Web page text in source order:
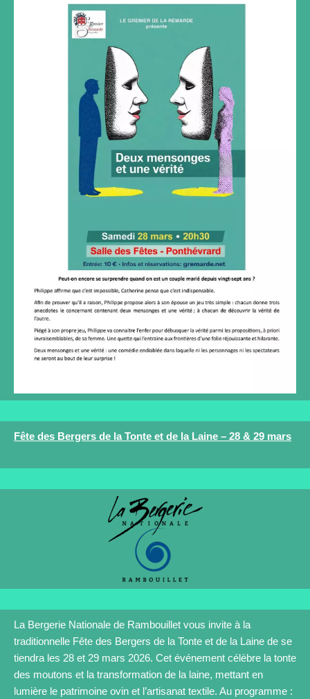
Fête des Bergers de la Tonte et de la Laine – 28 & 29 mars
La Bergerie Nationale de Rambouillet vous invite à la
traditionnelle Fête des Bergers de la Tonte et de la Laine de se
tiendra les 28 et 29 mars 2026. Cet événement célèbre la tonte
des moutons et la transformation de la laine, mettant en
lumière le patrimoine ovin et l’artisanat textile. Au programme :